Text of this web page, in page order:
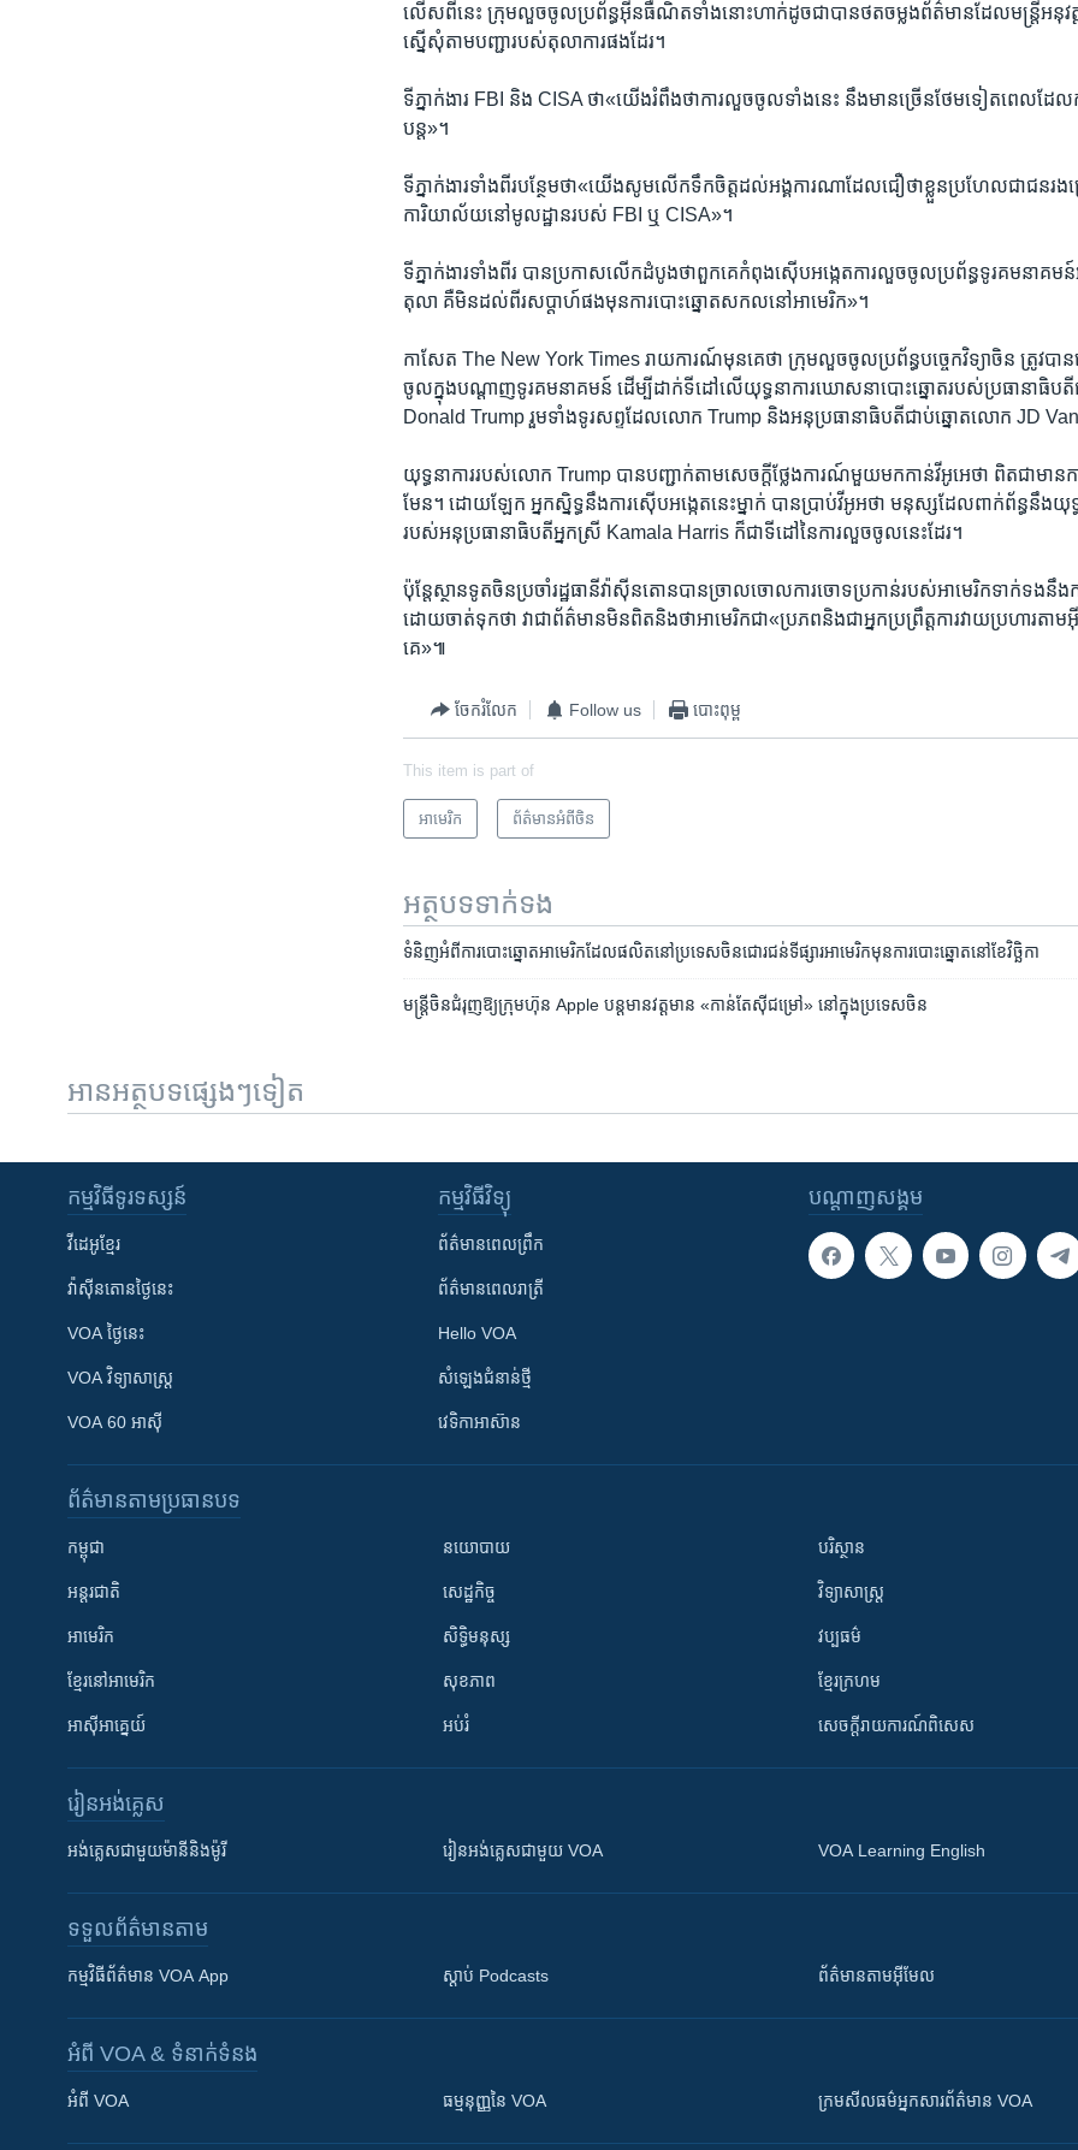
លើស​ពី​នេះ ​ក្រុម​លួច​ចូល​ប្រព័ន្ធ​អ៊ីនធឺណិតទាំង​នោះ​ហាក់ដូចជា​បាន​ថតចម្លង​ព័ត៌មាន​ដែល​មន្ត្រី​អនុវត្ត​
ស្នើ​សុំ​តាម​បញ្ជា​របស់​តុលាការ​ផង​ដែរ។
ទីភ្នាក់ងារ FBI និង​ CISA ថា«‍យើង​រំពឹង​ថា​ការ​លួច​ចូល​ទាំង​នេះ នឹង​មាន​ច្រើន​ថែម​ទៀត​ពេល​ដែល​
បន្ត»។​
ទីភ្នាក់ងារ​ទាំង​ពីរ​បន្ថែម​ថា«‍យើង​សូម​លើកទឹកចិត្ត​ដល់​អង្គការ​ណា​ដែល​ជឿ​ថា​ខ្លួន​ប្រហែល​ជា​ជនរង
ការិយាល័យ​នៅ​មូលដ្ឋាន​របស់ FBI ឬ CISA​»។
ទីភ្នាក់ងារ​ទាំងពីរ បាន​ប្រកាស​លើកដំបូង​ថា​ពួកគេ​កំពុង​ស៊ើបអង្កេត​ការ​លួច​ចូល​ប្រព័ន្ធ​ទូរគមនាគម
តុលា​ គឺ​មិន​ដល់​ពីរ​សប្ដាហ៍​ផង​មុន​ការបោះឆ្នោត​សកល​នៅ​អាមេរិក‍»។
កាសែត The New York Times រាយការណ៍​មុន​គេ​ថា ​ក្រុម​លួចចូល​ប្រព័ន្ធបច្ចេកវិទ្យា​ចិន ត្រូវ​បា
ចូល​ក្នុង​បណ្ដាញ​ទូរគមនាគមន៍ ដើម្បីដាក់ទី​ដៅ​លើ​យុទ្ធនាការ​ឃោសនា​បោះឆ្នោត​របស់​ប្រធានាធិប
Donald Trump រួម​ទាំង​ទូរសព្ទ​ដែល​លោក Trump និង​អនុប្រធានាធិបតី​ជាប់ឆ្នោត​លោក JD
យុទ្ធនាការ​របស់លោក​ Trump បាន​បញ្ជាក់តាម​សេចក្តី​ថ្លែងការណ៍​មួយ​មក​កាន់​វីអូអេ​ថា ​ពិត​ជា​មាន​
មែន។ ដោយឡែក អ្នក​ស្និទ្ធ​នឹង​ការ​ស៊ើបអង្កេត​នេះ​ម្នាក់ បាន​ប្រាប់​វីអូអ​ថា ​មនុស្ស​ដែល​ពាក់ព័ន្ធ​នឹង​យុទ្
របស់​អនុប្រធានាធិបតី​អ្នកស្រី Kamala Harris ក៏​ជា​ទីដៅ​នៃ​ការ​លួច​ចូល​នេះ​ដែរ។
ប៉ុន្តែ​ស្ថានទូត​ចិន​ប្រចាំ​រដ្ឋធានី​វ៉ាស៊ីនតោន​បាន​ច្រាលចោល​ការ​ចោទប្រកាន់​របស់​អាមេរិក​ទាក់ទង​នឹ
ដោយ​ចាត់ទុក​ថា ​វា​ជា​ព័ត៌មាន​មិន​ពិត​និង​ថា​អាមេរិក​ជា​«‍ប្រភព​និង​ជា​អ្នក​ប្រព្រឹត្ត​ការ​វាយប្រហារ​ត
គេ»៕
ចែករំលែក Follow us បោះពុម្ព
This item is part of
អាមេរិក​ ព័ត៌មានអំពី​ចិន
អត្ថបទ​ទាក់ទង
ទំនិញ​អំពី​ការ​បោះឆ្នោត​អាមេរិក​ដែល​ផលិត​នៅ​ប្រទេស​ចិន​ជោរជន់​ទីផ្សារ​អាមេរិក​មុន​ការ​បោះឆ្នោត​នៅ​ខែ​វិច្ឆិកា
មន្ត្រី​ចិន​ជំរុញ​ឱ្យ​ក្រុមហ៊ុន Apple បន្ត​មាន​វត្ត​មាន «កាន់តែ​ស៊ី​ជម្រៅ» នៅ​ក្នុង​ប្រទេស​ចិន
អានអត្ថបទផ្សេងៗទៀត
បណ្តាញ​សង្គម
កម្មវិធី​ទូរទស្សន៍
វីដេអូ​ខ្មែរ
វ៉ាស៊ីនតោន​ថ្ងៃ​នេះ
VOA ថ្ងៃនេះ
VOA ​វិទ្យាសាស្ត្រ
VOA 60 អាស៊ី
កម្មវិធី​វិទ្យុ
ព័ត៌មាន​ពេល​ព្រឹក
ព័ត៌មាន​​ពេល​រាត្រី
Hello VOA
សំឡេង​ជំនាន់​ថ្មី
វេទិកា​អាស៊ាន
ព័ត៌មាន​តាមប្រធានបទ​
កម្ពុជា
អន្តរជាតិ
អាមេរិក
ខ្មែរ​នៅអាមេរិក
អាស៊ីអាគ្នេយ៍
នយោបាយ
សេដ្ឋកិច្ច
សិទ្ធិមនុស្ស
សុខភាព
អប់រំ
បរិស្ថាន
វិទ្យាសាស្រ្ត
វប្បធម៌
ខ្មែរក្រហម
សេចក្តីរាយការណ៍ពិសេស
រៀន​​អង់គ្លេស
អង់គ្លេស​ជាមួយ​ម៉ានី​និង​ម៉ូរី រៀន​​​​​​អង់គ្លេស​​ជាមួយ VOA VOA Learning English
ទទួល​ព័ត៌មាន​តាម
កម្មវិធី​ព័ត៌មាន VOA App ស្តាប់ Podcasts ព័ត៌មាន​តាម​អ៊ីមែល
អំពី​ VOA & ទំនាក់ទំនង
អំពី​ VOA ធម្មនុញ្ញ​នៃ VOA ក្រម​​​សីលធម៌​​​អ្នក​​​សារព័ត៌មាន VOA